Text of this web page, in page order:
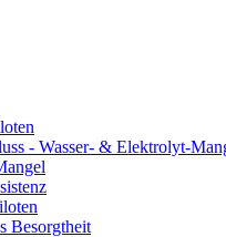
- Wasser- & Elektrolyt-
Besorgtheit